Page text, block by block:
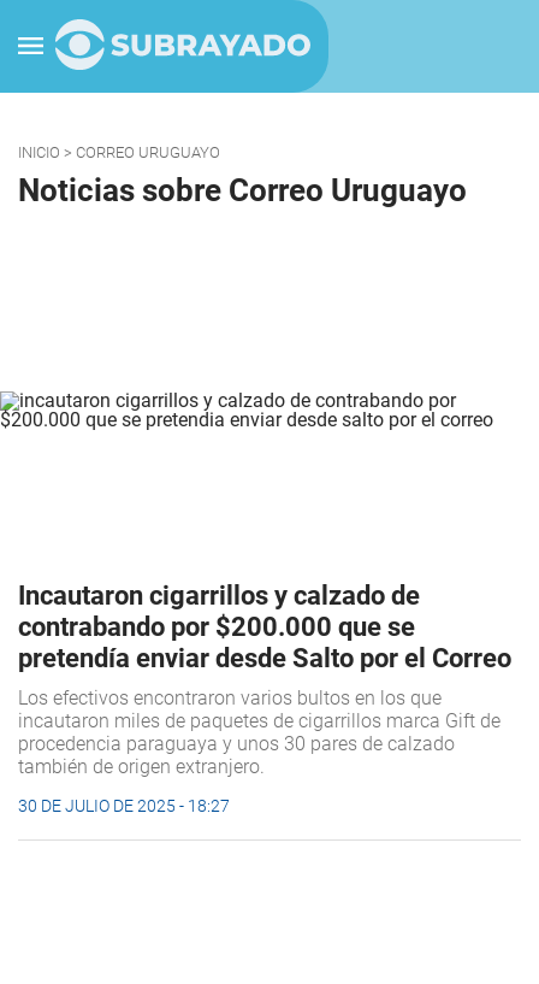
INICIO > CORREO URUGUAYO
Noticias sobre Correo Uruguayo
Incautaron cigarrillos y calzado de
contrabando por $200.000 que se
pretendía enviar desde Salto por el Correo
Los efectivos encontraron varios bultos en los que
incautaron miles de paquetes de cigarrillos marca Gift de
procedencia paraguaya y unos 30 pares de calzado
también de origen extranjero.
30 DE JULIO DE 2025 - 18:27